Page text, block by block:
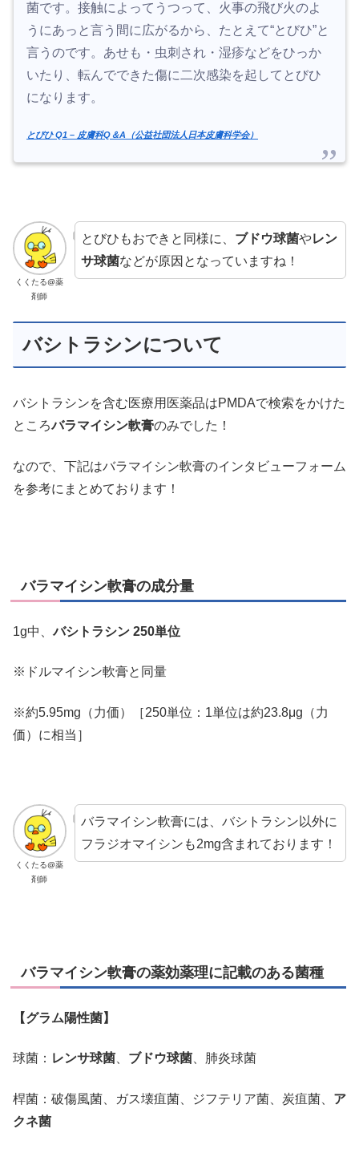
菌です。接触によってうつって、火事の飛び火のよ
うにあっと言う間に広がるから、たとえて“とびひ”と
言うのです。あせも・虫刺され・湿疹などをひっか
いたり、転んでできた傷に二次感染を起してとびひ
になります。
とびひ Q1 – 皮膚科Q＆A（公益社団法人日本皮膚科学会）
くくたる@薬
剤師
とびひもおできと同様に、 ブドウ球菌やレン
サ球菌などが原因となっていますね！
バシトラシンについて
バシトラシンを含む医療用医薬品はPMDAで検索をかけた
ところバラマイシン軟膏のみでした！
なので、下記はバラマイシン軟膏のインタビューフォーム
を参考にまとめております！
バラマイシン軟膏の成分量
1g中、バシトラシン 250単位
※ドルマイシン軟膏と同量
※約5.95mg（力価）［250単位：1単位は約23.8μg（力
価）に相当］
くくたる@薬
剤師
バラマイシン軟膏には、バシトラシン以外に
フラジオマイシンも2mg含まれております！
バラマイシン軟膏の薬効薬理に記載のある菌種
【グラム陽性菌】
球菌： レンサ球菌 ブドウ球菌 、肺炎球菌
桿菌：破傷風菌、ガス壊疽菌、ジフテリア菌、炭疽菌、 ア
クネ菌